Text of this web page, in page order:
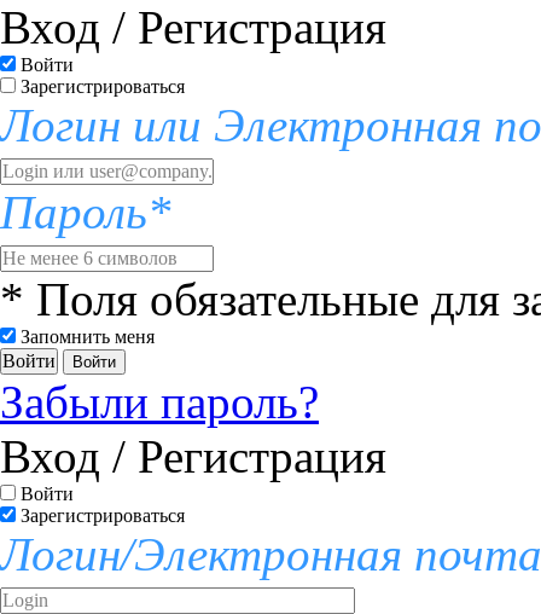
Вход / Регистрация
Войти
Зарегистрироваться
Логин или Электронная
Пароль*
* Поля обязательные для
Запомнить меня
Войти
Забыли пароль?
Вход / Регистрация
Войти
Зарегистрироваться
Логин/Электронная